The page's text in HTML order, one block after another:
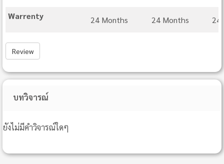
Warrenty 24 Months 24 Months 24
Review
บทวิจารณ์
ยังไม่มีคำวิจารณ์ใดๆ